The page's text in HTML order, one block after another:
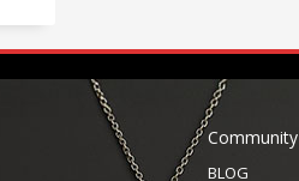
Community
BLOG